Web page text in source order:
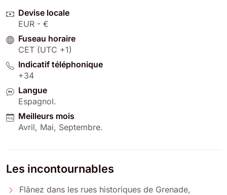
Devise locale
EUR - €
Fuseau horaire
CET (UTC +1)
Indicatif téléphonique
+34
Langue
Espagnol.
Meilleurs mois
Avril, Mai, Septembre.
Les incontournables
Flânez dans les rues historiques de Grenade,